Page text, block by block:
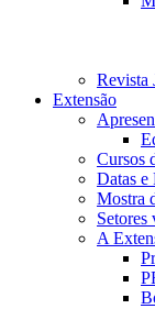
Revista
Extensão
Cursos
Datas e
Mostra
Setores
A